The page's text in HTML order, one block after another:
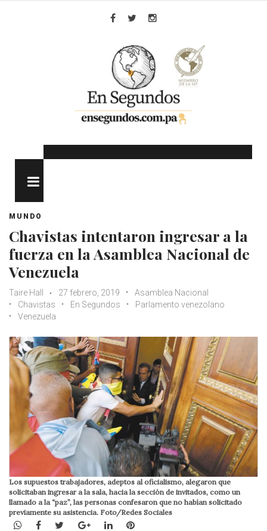
MUNDO
Chavistas intentaron ingresar a la
fuerza en la Asamblea Nacional de
Venezuela
Taire Hall 27 febrero, 2019
Asamblea Nacional
Chavistas
En Segundos
Parlamento venezolano
Venezuela
Los supuestos trabajadores, adeptos al oficialismo, alegaron que
solicitaban ingresar a la sala, hacia la sección de invitados, como un
llamado a la “paz”, las personas confesaron que no habían solicitado
previamente su asistencia. Foto/Redes Sociales
WhatsApp
Facebook
TwitterGoogle+LinkedInPinterest